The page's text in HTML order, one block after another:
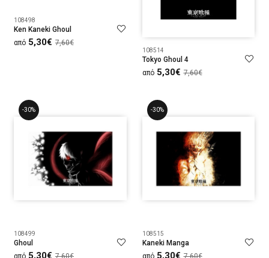
108498
Ken Kaneki Ghoul
από 5,30€ 7,60€
108514
Tokyo Ghoul 4
από 5,30€ 7,60€
-30%
108499
Ghoul
από 5,30€ 7,60€
-30%
108515
Kaneki Manga
από 5,30€ 7,60€